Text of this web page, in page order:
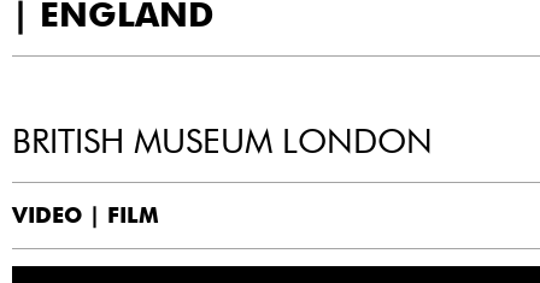
| ENGLAND
BRITISH MUSEUM LONDON
VIDEO | FILM